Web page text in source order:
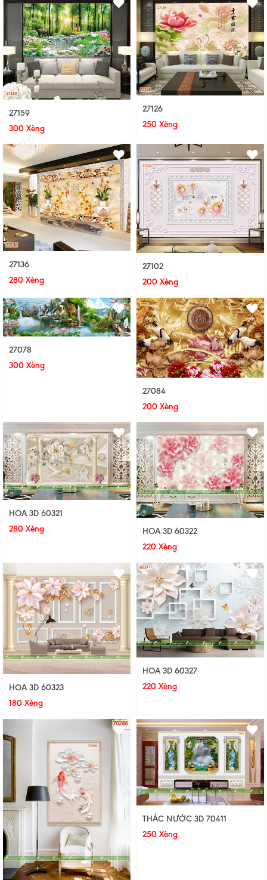
27159
300 Xèng
27126
250 Xèng
27136
280 Xèng
27102
200 Xèng
27078
300 Xèng
27084
200 Xèng
HOA 3D 60321
280 Xèng
HOA 3D 60322
220 Xèng
HOA 3D 60323
180 Xèng
HOA 3D 60327
220 Xèng
THÁC NƯỚC 3D 70411
250 Xèng